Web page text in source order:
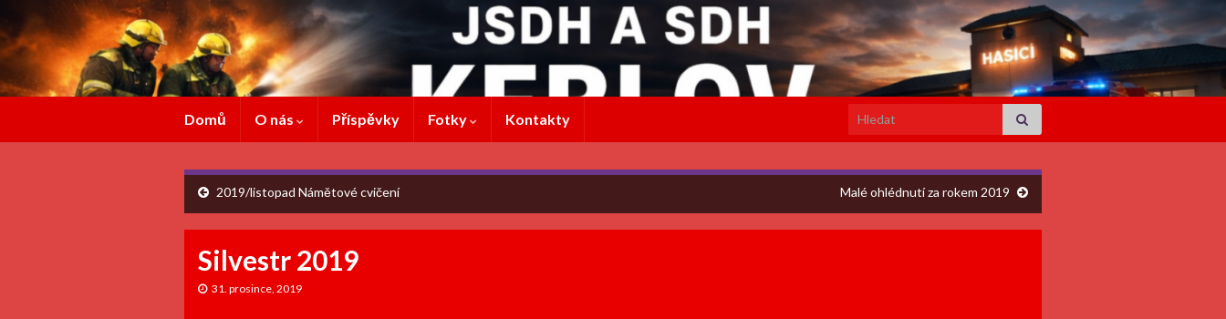
Domů O nás Příspěvky Fotky Kontakty Search for:
2019/listopad Námětové cvičení Malé ohlédnutí za rokem 2019
Silvestr 2019
31. prosince, 2019